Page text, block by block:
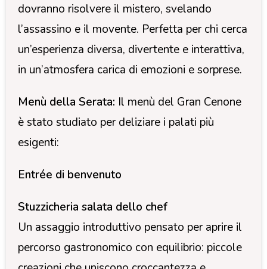
dovranno risolvere il mistero, svelando
l’assassino e il movente. Perfetta per chi cerca
un’esperienza diversa, divertente e interattiva,
in un’atmosfera carica di emozioni e sorprese.
Menù della Serata: Il menù del Gran Cenone
è stato studiato per deliziare i palati più
esigenti:
Entrée di benvenuto
Stuzzicheria salata dello chef
Un assaggio introduttivo pensato per aprire il
percorso gastronomico con equilibrio: piccole